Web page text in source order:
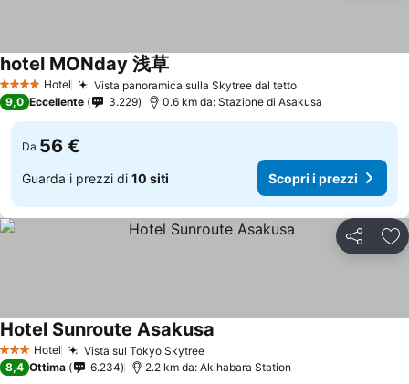
4 Stelle Hotel Vista panoramica sulla Skytree dal tetto
hotel MONday 浅草
9,0 Eccellente 3.229 0.6 km da: Stazione di Asakusa
Da 56 €
Guarda i prezzi di 10 siti Scopri i prezzi
Condividi
3 StelleHotel Vista sul Tokyo Skytree
Hotel Sunroute Asakusa
8,4 Ottima 6.234 2.2 km da: Akihabara Station